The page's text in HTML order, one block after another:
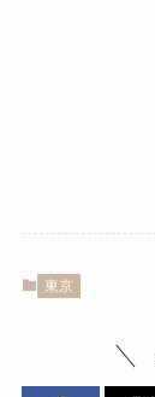
東京